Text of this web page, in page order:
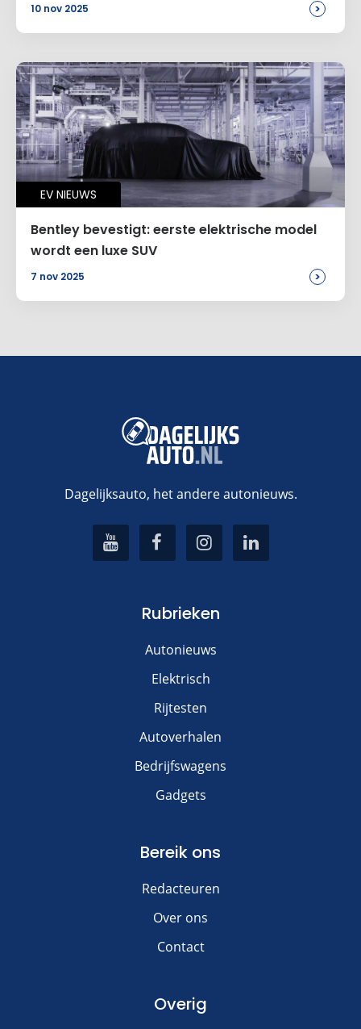
10 nov 2025 >
EV NIEUWS
Bentley bevestigt: eerste elektrische model
wordt een luxe SUV
7 nov 2025 >
Dagelijksauto, het andere autonieuws.
Rubrieken
Autonieuws
Elektrisch
Rijtesten
Autoverhalen
Bedrijfswagens
Gadgets
Bereik ons
Redacteuren
Over ons
Contact
Overig